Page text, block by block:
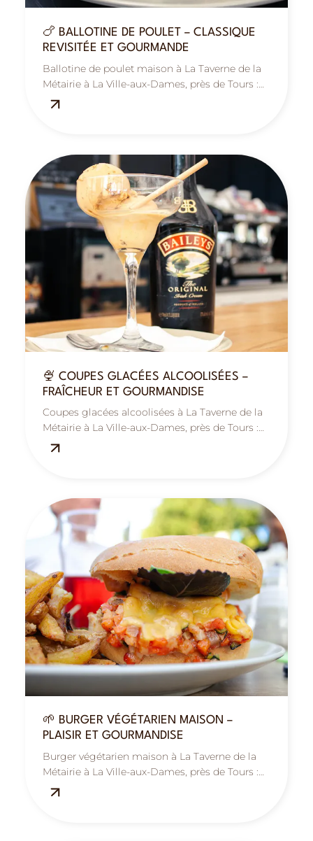
🍗 BALLOTINE DE POULET – CLASSIQUE
REVISITÉE ET GOURMANDE
Ballotine de poulet maison à La Taverne de la
Métairie à La Ville-aux-Dames, près de Tours :
savoureuse, généreuse et réconfortante.
🍨 COUPES GLACÉES ALCOOLISÉES –
FRAÎCHEUR ET GOURMANDISE
Coupes glacées alcoolisées à La Taverne de la
Métairie à La Ville-aux-Dames, près de Tours :
fraîcheur, gourmandise et plaisir estival.
🌱 BURGER VÉGÉTARIEN MAISON –
PLAISIR ET GOURMANDISE
Burger végétarien maison à La Taverne de la
Métairie à La Ville-aux-Dames, près de Tours :
gourmand, coloré et plein de saveurs.